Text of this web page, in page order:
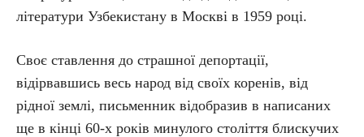
літератури Узбекистану в Москві в 1959 році.
Своє ставлення до страшної депортації,
відірвавшись весь народ від своїх коренів, від
рідної землі, письменник відобразив в написаних
ще в кінці 60-х років минулого століття блискучих